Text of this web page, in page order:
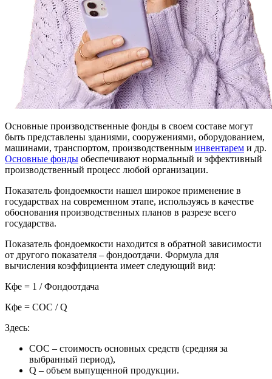
Основные производственные фонды в своем составе могут
быть представлены зданиями, сооружениями, оборудованием,
машинами, транспортом, производственным инвентарем и др.
Основные фонды обеспечивают нормальный и эффективный
производственный процесс любой организации.
Показатель фондоемкости нашел широкое применение в
государствах на современном этапе, используясь в качестве
обоснования производственных планов в разрезе всего
государства.
Показатель фондоемкости находится в обратной зависимости
от другого показателя – фондоотдачи. Формула для
вычисления коэффициента имеет следующий вид:
Кфе = 1 / Фондоотдача
Кфе = СОС / Q
Здесь:
СОС – стоимость основных средств (средняя за
выбранный период),
Q – объем выпущенной продукции.